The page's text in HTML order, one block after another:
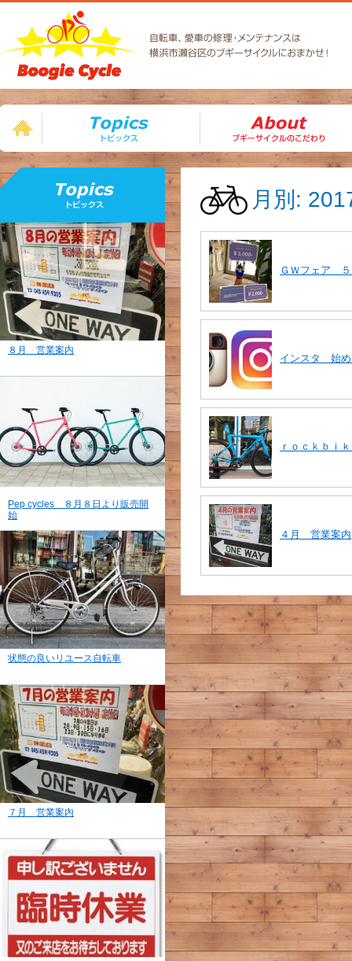
８月 営業案内
Pep cycles ８月８日より販売開
始
状態の良いリユース自転車
７月 営業案内
月別:
ＧＷフェア ５
インスタ 始め
ｒｏｃｋｂｉ
４月 営業案内